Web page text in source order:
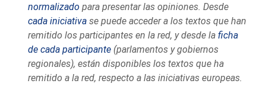
normalizado para presentar las opiniones. Desde
cada iniciativa se puede acceder a los textos que han
remitido los participantes en la red, y desde laficha
de cada participante (parlamentos y gobiernos
regionales), están disponibles los textos que ha
remitido a la red, respecto a las iniciativas europeas.